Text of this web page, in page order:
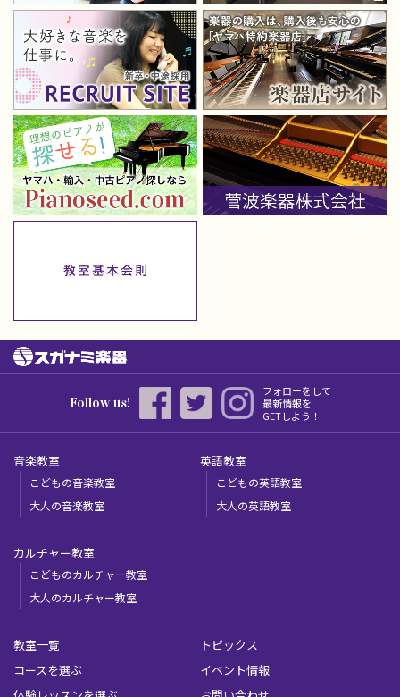
Follow us!
フォローをして
最新情報を
GETしよう！
音楽教室
こどもの音楽教室
大人の音楽教室
英語教室
こどもの英語教室
大人の英語教室
カルチャー教室
こどものカルチャー教室
大人のカルチャー教室
教室一覧
コースを選ぶ
トピックス
イベント情報